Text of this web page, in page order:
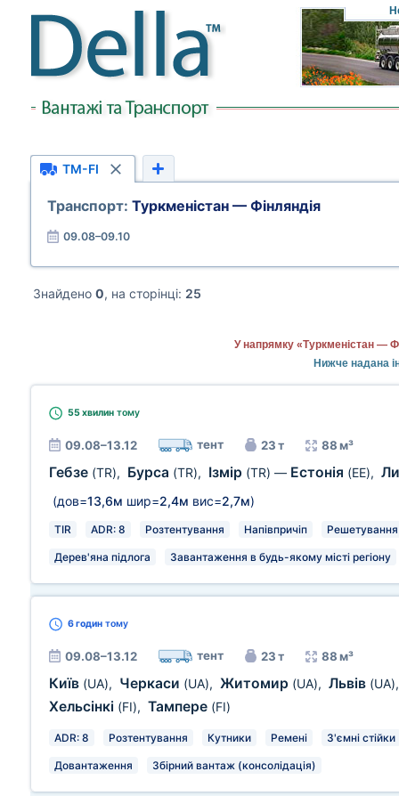
TM-FI
Транспорт: Туркменістан — Фінляндія
09.08–09.10
Знайдено 0, на сторінці: 25
У напрямку «Туркменістан —
Нижче надана
55 хвилин тому
09.08–13.12 тент 23 т 88 м³
Гебзе (TR), Бурса (TR), Ізмір (TR) — Естонія (EE),
(дов=13,6м шир=2,4м вис=2,7м)
TIR ADR: 8 Розтентування Напівпричіп Решетування
Дерев'яна підлога Завантаження в будь-якому місті регіону
6 годин тому
09.08–13.12 тент 23 т 88 м³
Київ (UA), Черкаси (UA), Житомир (UA), Львів (UA)
Хельсінкі (FI), Тампере (FI)
ADR: 8 Розтентування Кутники Ремені З'ємні стійки
Довантаження Збірний вантаж (консолідація)